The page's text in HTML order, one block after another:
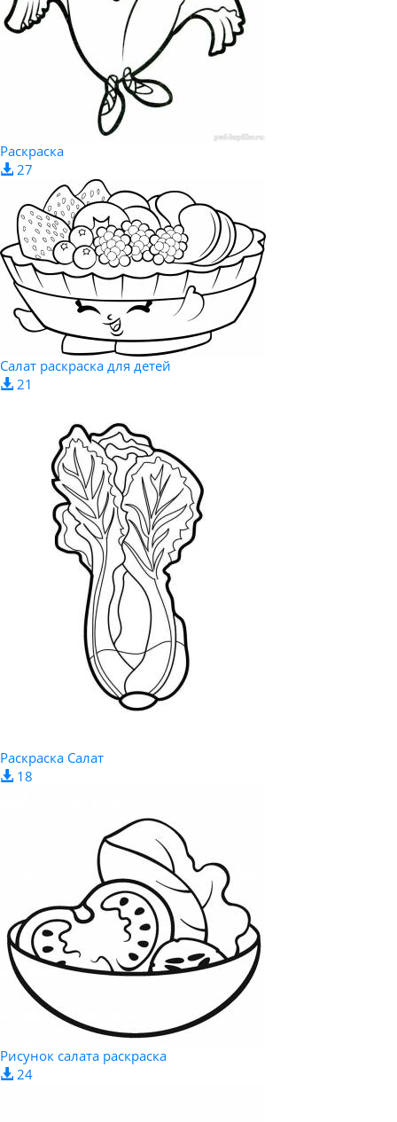
Раскраска
27
Салат раскраска для детей
21
Раскраска Салат
18
Рисунок салата раскраска
24